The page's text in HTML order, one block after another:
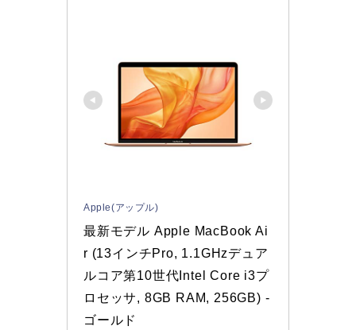
Apple(アップル)
最新モデル Apple MacBook Ai
r (13インチPro, 1.1GHzデュア
ルコア第10世代Intel Core i3プ
ロセッサ, 8GB RAM, 256GB) -
ゴールド